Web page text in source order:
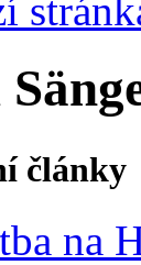
články
na